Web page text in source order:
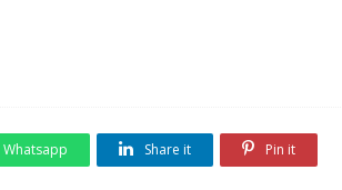
Whatsapp Share it Pin it